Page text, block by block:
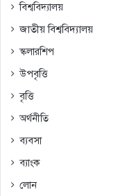
বিশ্ববিদ্যালয়
জাতীয় বিশ্ববিদ্যালয়
স্কলারশিপ
উপবৃত্তি
বৃত্তি
অর্থনীতি
ব্যবসা
ব্যাংক
লোন